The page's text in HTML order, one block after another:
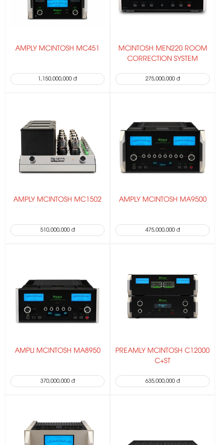
AMPLY MCINTOSH MC451
1,150,000,000 đ
MCINTOSH MEN220 ROOM
CORRECTION SYSTEM
275,000,000 đ
AMPLY MCINTOSH MC1502
510,000,000 đ
AMPLY MCINTOSH MA9500
475,000,000 đ
AMPLI MCINTOSH MA8950
370,000,000 đ
PREAMLY MCINTOSH C12000
C+ST
635,000,000 đ